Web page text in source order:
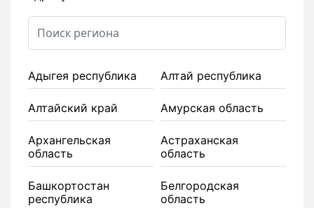
Адыгея республика Алтай республика
Алтайский край Амурская область
Архангельская
область
Астраханская
область
Башкортостан
республика
Белгородская
область